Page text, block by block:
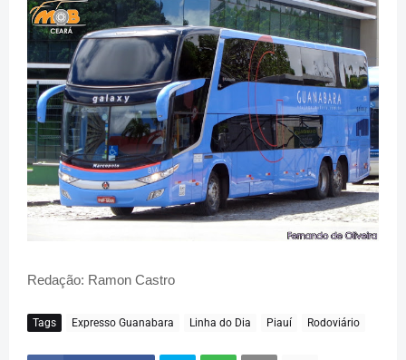
Redação: Ramon Castro
Tags Expresso Guanabara Linha do Dia Piauí Rodoviário